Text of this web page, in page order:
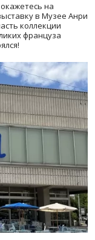
на
в Музее Анри
коллекции
француза